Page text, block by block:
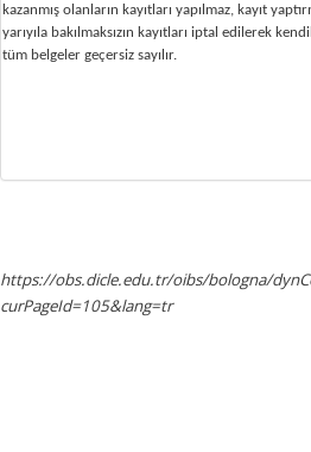
kazanmış olanların kayıtları yapılmaz, kayıt
yarıyıla bakılmaksızın kayıtları iptal edilerek
tüm belgeler geçersiz sayılır.
https://obs.dicle.edu.tr/oibs/bologna/
curPageId=105&lang=tr